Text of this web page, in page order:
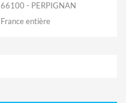
66100 - PERPIGNAN